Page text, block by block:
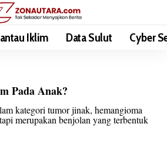
Iklim Data Sulut Cyber
Pada Anak?
kategori tumor jinak, hemangioma
merupakan benjolan yang terbentuk